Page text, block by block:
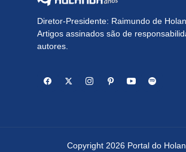
Diretor-Presidente: Raimundo de
Artigos assinados são de
autores.
Copyright 2026 Portal do